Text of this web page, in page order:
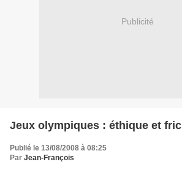
Publicité
Jeux olympiques : éthique et fric
Publié le 13/08/2008 à 08:25
Par Jean-François